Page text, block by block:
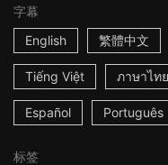
字幕
English
繁體中文
Tiếng Việt ภาษาไทย
Español Português
标签